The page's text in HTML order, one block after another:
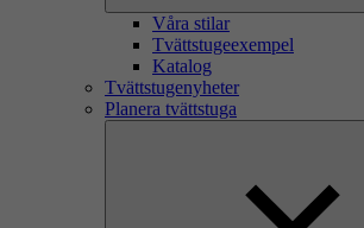
Våra stilar
Tvättstugeexempel
Katalog
Tvättstugenyheter
Planera tvättstuga